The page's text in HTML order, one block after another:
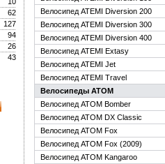
62
127
94
26
43
Велосипед ATEMI Diversion 200
Велосипед ATEMI Diversion 300
Велосипед ATEMI Diversion 400
Велосипед ATEMI Extasy
Велосипед ATEMI Jet
Велосипед ATEMI Travel
Велосипеды ATOM
Велосипед ATOM Bomber
Велосипед ATOM DX Classic
Велосипед ATOM Fox
Велосипед ATOM Fox (2009)
Велосипед ATOM Kangaroo